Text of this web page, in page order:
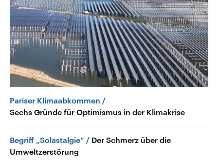
Pariser Klimaabkommen
Sechs Gründe für Optimismus in der Klimakrise
Begriff „Solastalgie“
Der Schmerz über die
Umweltzerstörung